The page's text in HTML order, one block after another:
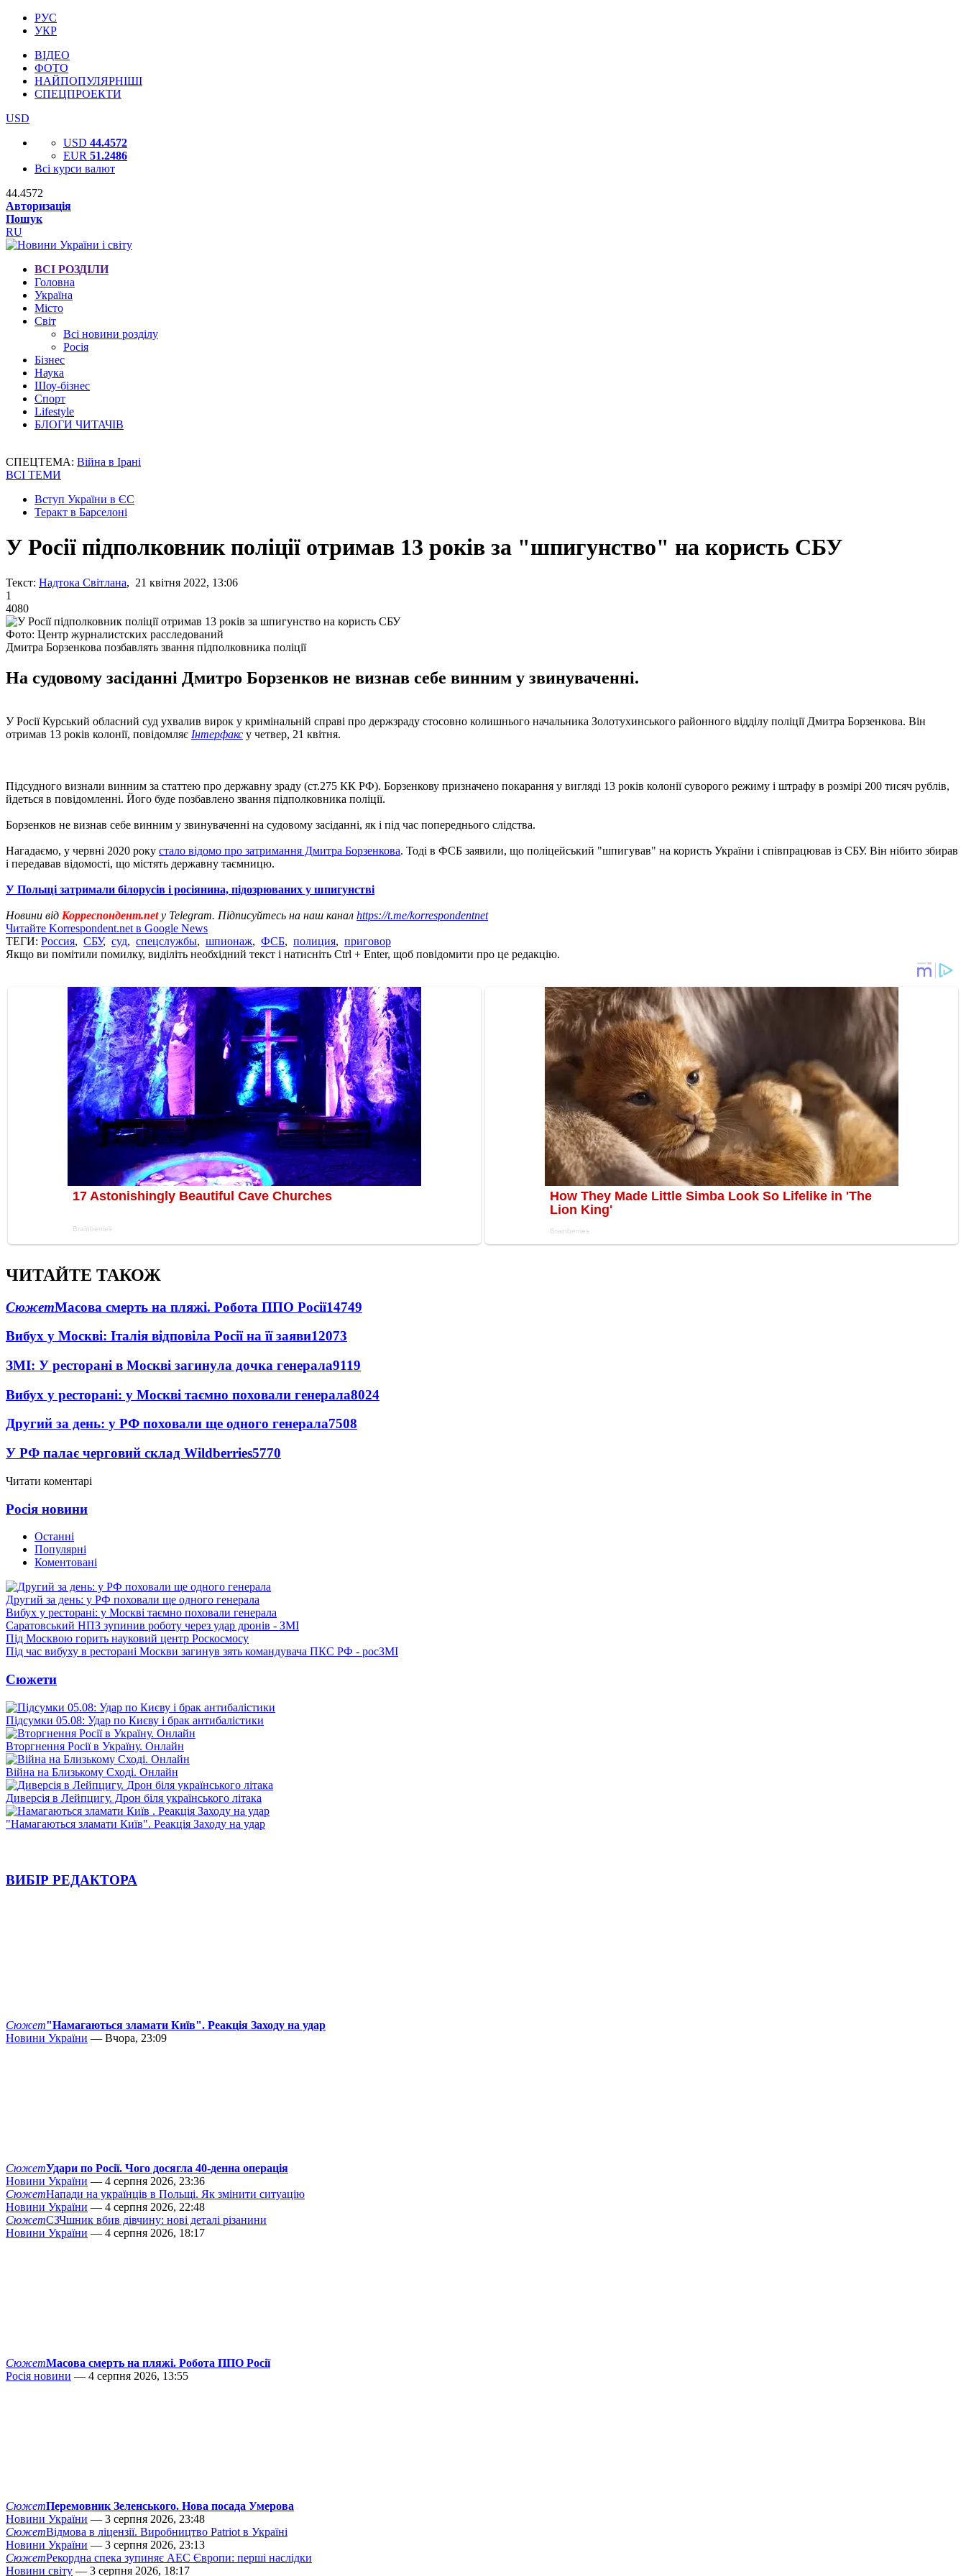
РУС
УКР
ВІДЕО
ФОТО
НАЙПОПУЛЯРНІШІ
СПЕЦПРОЕКТИ
USD
USD 44.4572
EUR 51.2486
Всі курси валют
44.4572
Авторизація
Пошук
RU
ВСІ РОЗДІЛИ
Головна
Україна
Місто
Світ
Всі новини розділу
Росія
Бізнес
Наука
Шоу-бізнес
Спорт
Lifestyle
БЛОГИ ЧИТАЧІВ
СПЕЦТЕМА: Війна в Ірані
ВСІ ТЕМИ
Вступ України в ЄС
Теракт в Барселоні
У Росії підполковник поліції отримав 13 років за "шпигунство" на користь СБУ
Текст: Надтока Світлана, 21 квітня 2022, 13:06
1
4080
Фото: Центр журналистских расследований
Дмитра Борзенкова позбавлять звання підполковника поліції
На судовому засіданні Дмитро Борзенков не визнав себе винним у звинуваченні.
У Росії Курський обласний суд ухвалив вирок у кримінальній справі про держзраду стосовно колишнього начальника Золотухинського районного відділу поліції Дмитра Борзенкова. Він
отримав 13 років колонії, повідомляє Інтерфакс у четвер, 21 квітня.
Підсудного визнали винним за статтею про державну зраду (ст.275 КК РФ). Борзенкову призначено покарання у вигляді 13 років колонії суворого режиму і штрафу в розмірі 200 тисяч рублів,
йдеться в повідомленні. Його буде позбавлено звання підполковника поліції.
Борзенков не визнав себе винним у звинуваченні на судовому засіданні, як і під час попереднього слідства.
Нагадаємо, у червні 2020 року стало відомо про затримання Дмитра Борзенкова. Тоді в ФСБ заявили, що поліцейський "шпигував" на користь України і співпрацював із СБУ. Він нібито збирав
і передавав відомості, що містять державну таємницю.
У Польщі затримали білорусів і росіянина, підозрюваних у шпигунстві
Новини від Корреспондент.netу Telegram. Підписуйтесь на наш канал https://t.me/korrespondentnet
Читайте Korrespondent.net в Google News
ТЕГИ: Россия, СБУ, суд, спецслужбы, шпионаж, ФСБ, полиция, приговор
Якщо ви помітили помилку, виділіть необхідний текст і натисніть Ctrl + Enter, щоб повідомити про це редакцію.
ЧИТАЙТЕ ТАКОЖ
СюжетМасова смерть на пляжі. Робота ППО Росії14749
Вибух у Москві: Італія відповіла Росії на її заяви12073
ЗМІ: У ресторані в Москві загинула дочка генерала9119
Вибух у ресторані: у Москві таємно поховали генерала8024
Другий за день: у РФ поховали ще одного генерала7508
У РФ палає черговий склад Wildberries5770
Читати коментарі
Росія новини
Останні
Популярні
Коментовані
Другий за день: у РФ поховали ще одного генерала
Вибух у ресторані: у Москві таємно поховали генерала
Саратовський НПЗ зупинив роботу через удар дронів - ЗМІ
Під Москвою горить науковий центр Роскосмосу
Під час вибуху в ресторані Москви загинув зять командувача ПКС РФ - росЗМІ
Сюжети
Підсумки 05.08: Удар по Києву і брак антибалістики
Вторгнення Росії в Україну. Онлайн
Війна на Близькому Сході. Онлайн
Диверсія в Лейпцигу. Дрон біля українського літака
"Намагаються зламати Київ". Реакція Заходу на удар
ВИБІР РЕДАКТОРА
Сюжет"Намагаються зламати Київ". Реакція Заходу на удар
Новини України — Вчора, 23:09
СюжетУдари по Росії. Чого досягла 40-денна операція
Новини України — 4 серпня 2026, 23:36
СюжетНапади на українців в Польщі. Як змінити ситуацію
Новини України — 4 серпня 2026, 22:48
СюжетСЗЧшник вбив дівчину: нові деталі різанини
Новини України — 4 серпня 2026, 18:17
СюжетМасова смерть на пляжі. Робота ППО Росії
Росія новини — 4 серпня 2026, 13:55
СюжетПеремовник Зеленського. Нова посада Умерова
Новини України — 3 серпня 2026, 23:48
СюжетВідмова в ліцензії. Виробництво Patriot в Україні
Новини України — 3 серпня 2026, 23:13
СюжетРекордна спека зупиняє АЕС Європи: перші наслідки
Новини світу — 3 серпня 2026, 18:17